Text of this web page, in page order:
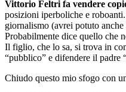
Vittorio Feltri fa vendere
posizioni iperboliche e
giornalismo (avrei potuto
Probabilmente dice quello che
Il figlio, che lo sa, si trova in
“pubblico” e difendere il padre
Chiudo questo mio sfogo con